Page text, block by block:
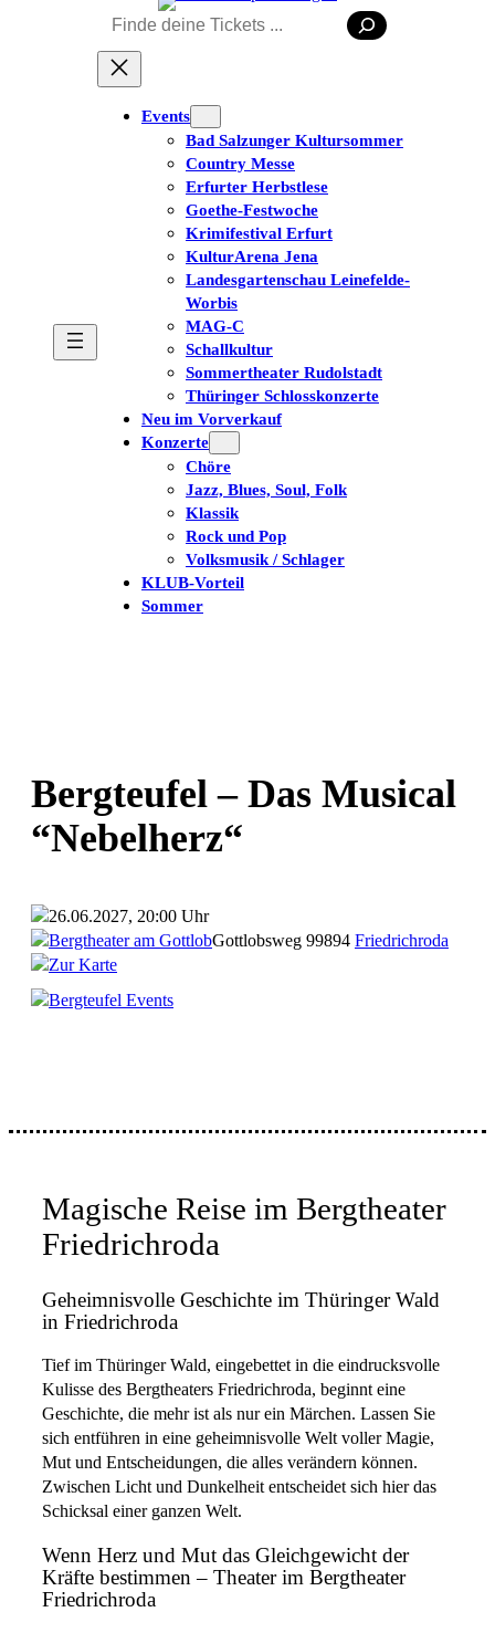
Suchen
Events
Bad Salzunger Kultursommer
Country Messe
Erfurter Herbstlese
Goethe-Festwoche
Krimifestival Erfurt
KulturArena Jena
Landesgartenschau Leinefelde-
Worbis
MAG-C
Schallkultur
Sommertheater Rudolstadt
Thüringer Schlosskonzerte
Neu im Vorverkauf
Konzerte
Chöre
Jazz, Blues, Soul, Folk
Klassik
Rock und Pop
Volksmusik / Schlager
KLUB-Vorteil
Sommer
Bergteufel – Das Musical
“Nebelherz“
26.06.2027, 20:00 Uhr
Bergtheater am GottlobGottlobsweg 99894 Friedrichroda
Zur Karte
Bergteufel Events
Tickets kaufen
Magische Reise im Bergtheater
Friedrichroda
Geheimnisvolle Geschichte im Thüringer Wald
in Friedrichroda
Tief im Thüringer Wald, eingebettet in die eindrucksvolle
Kulisse des Bergtheaters Friedrichroda, beginnt eine
Geschichte, die mehr ist als nur ein Märchen. Lassen Sie
sich entführen in eine geheimnisvolle Welt voller Magie,
Mut und Entscheidungen, die alles verändern können.
Zwischen Licht und Dunkelheit entscheidet sich hier das
Schicksal einer ganzen Welt.
Wenn Herz und Mut das Gleichgewicht der
Kräfte bestimmen – Theater im Bergtheater
Friedrichroda